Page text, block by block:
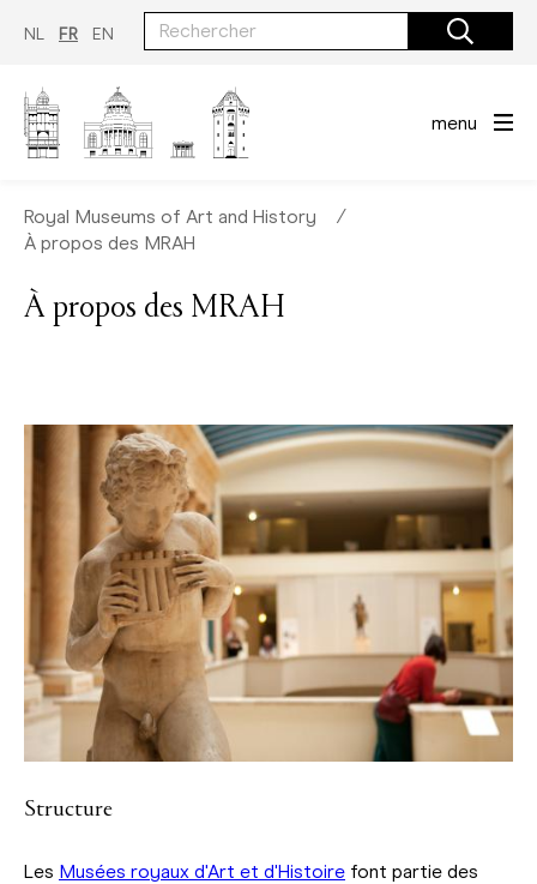
NL FR EN
menu
Royal Museums of Art and History
∕
À propos des MRAH
À propos des MRAH
Structure
Les Musées royaux d'Art et d'Histoire font partie des